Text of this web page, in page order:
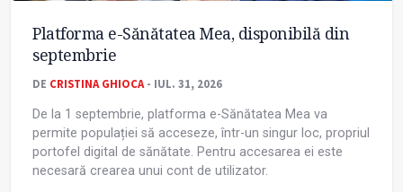
Platforma e-Sănătatea Mea, disponibilă din
septembrie
DE CRISTINA GHIOCA- IUL. 31, 2026
De la 1 septembrie, platforma e-Sănătatea Mea va
permite populației să acceseze, într-un singur loc, propriul
portofel digital de sănătate. Pentru accesarea ei este
necesară crearea unui cont de utilizator.